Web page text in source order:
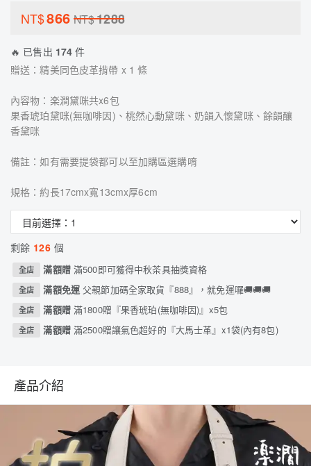
NT$866 NT$1288
🔥 已售出 174 件
贈送：精美同色皮革揹帶 x 1 條
內容物：楽澗黛咪共x6包
果香琥珀黛咪(無咖啡因)、桃然心動黛咪、奶韻入懷黛咪、餘韻釀
香黛咪
備註：如有需要提袋都可以至加購區選購唷
規格：約長17cmx寬13cmx厚6cm
剩餘 126 個
全店 滿額贈 滿500即可獲得中秋茶具抽獎資格
全店 滿額免運 父親節加碼全家取貨『888』，就免運囉🚚🚚🚚
全店 滿額贈 滿1800贈『果香琥珀(無咖啡因)』x5包
全店 滿額贈 滿2500贈讓氣色超好的『大馬士革』x1袋(內有8包)
產品介紹